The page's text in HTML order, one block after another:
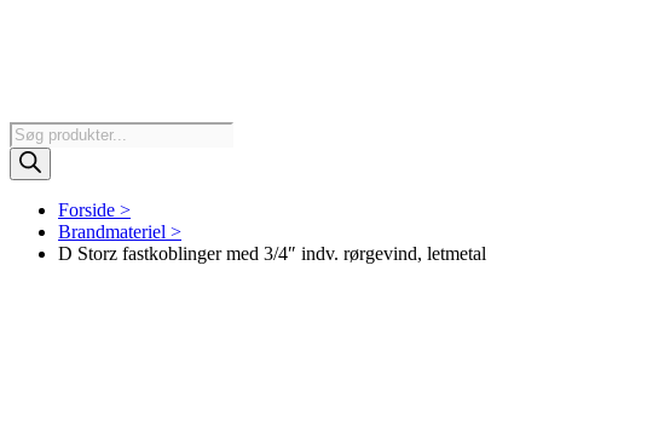
Products
search
Forside >
Brandmateriel >
D Storz fastkoblinger med 3/4″ indv. rørgevind, letmetal